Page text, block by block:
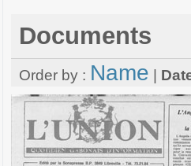
Documents
Order by : Name